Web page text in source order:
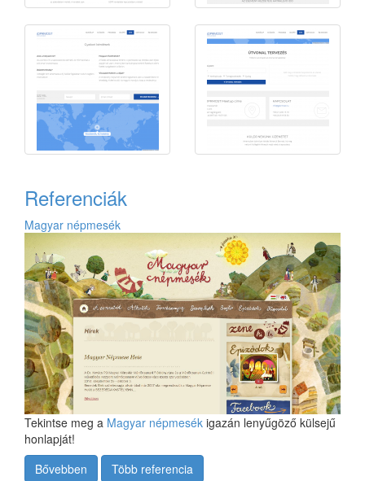
Referenciák
Magyar népmesék
Tekintse meg a Magyar népmesék igazán lenyűgöző külsejű
honlapját!
Bővebben
Több referencia